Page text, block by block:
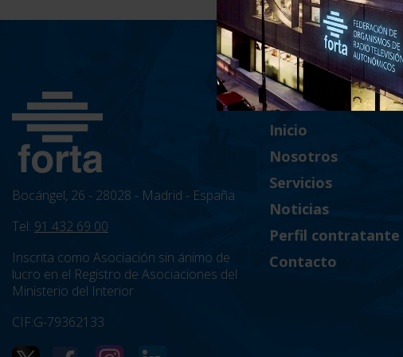
Bocángel, 26 - 28028 - Madrid - España
Tel: 91 432 69 00
Inscrita como Asociación sin ánimo de
lucro en el Registro de Asociaciones del
Ministerio del Interior
CIF:G-79362133
Inicio
Nosotros
Servicios
Noticias
Perfil contratante
Contacto